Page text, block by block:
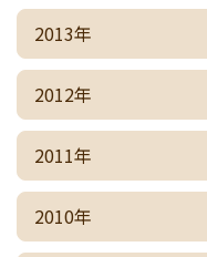
2013年
2012年
2011年
2010年